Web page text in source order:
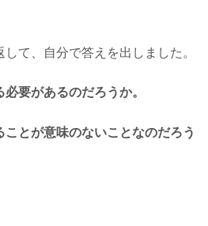
て、自分で答えを出しました。
要があるのだろうか。
とが意味のないことなのだろう